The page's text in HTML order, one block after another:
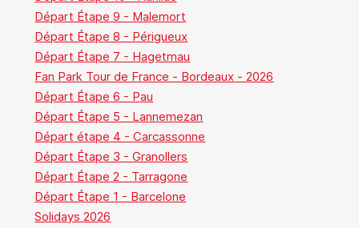
Départ Étape 9 - Malemort
Départ Étape 8 - Périgueux
Départ Étape 7 - Hagetmau
Fan Park Tour de France - Bordeaux - 2026
Départ Étape 6 - Pau
Départ Étape 5 - Lannemezan
Départ étape 4 - Carcassonne
Départ Étape 3 - Granollers
Départ Étape 2 - Tarragone
Départ Étape 1 - Barcelone
Solidays 2026